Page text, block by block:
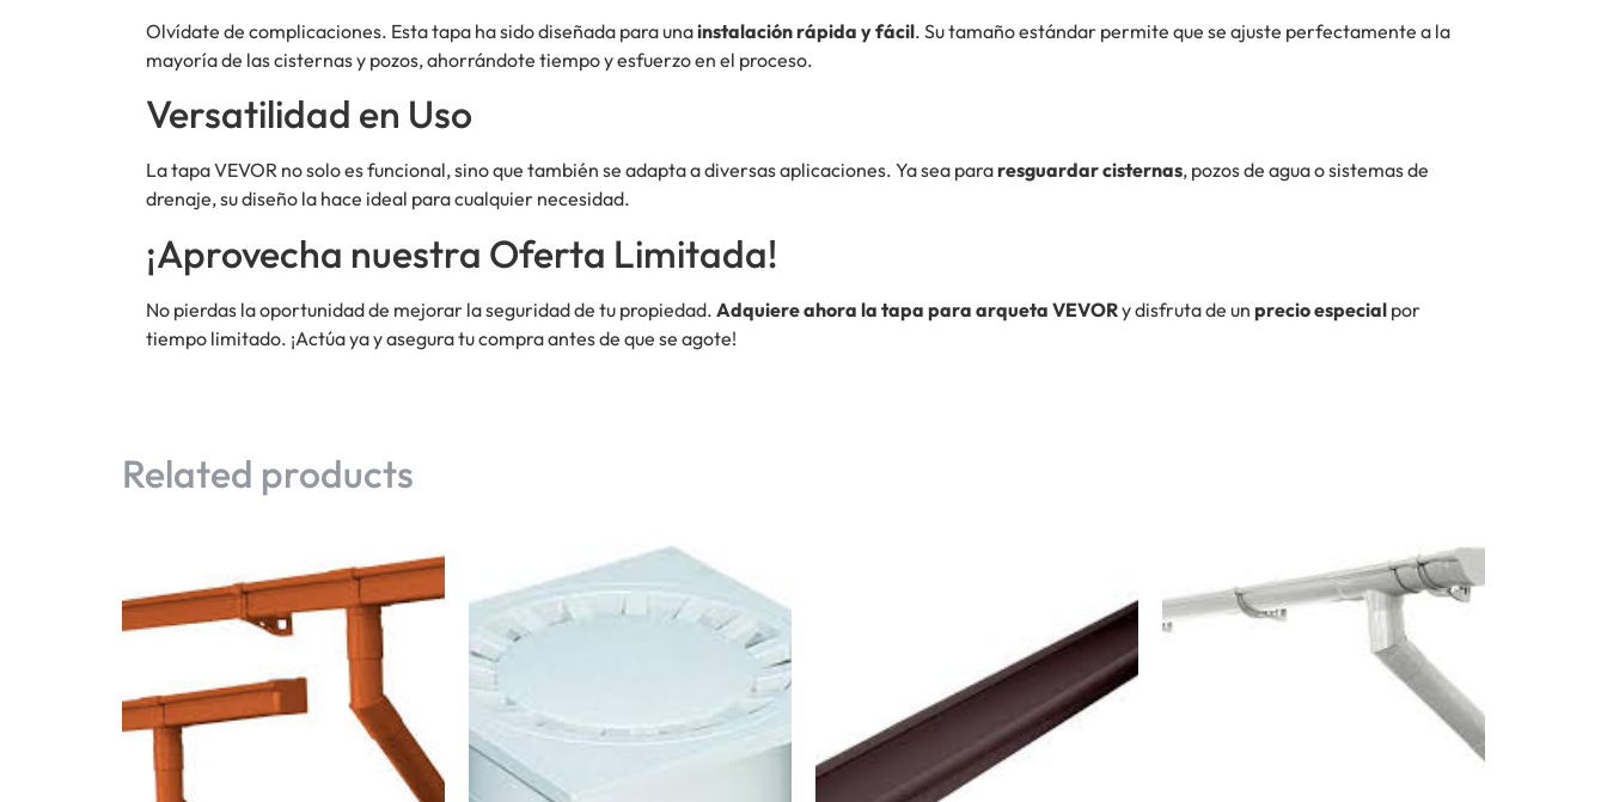
Olvídate de complicaciones. Esta tapa ha sido diseñada para unainstalación rápida y fácil. Su tamaño estándar permite que se ajuste perfectamente a la
mayoría de las cisternas y pozos, ahorrándote tiempo y esfuerzo en el proceso.
Versatilidad en Uso
La tapa VEVOR no solo es funcional, sino que también se adapta a diversas aplicaciones. Ya sea pararesguardar cisternas, pozos de agua o sistemas de
drenaje, su diseño la hace ideal para cualquier necesidad.
¡Aprovecha nuestra Oferta Limitada!
No pierdas la oportunidad de mejorar la seguridad de tu propiedad. Adquiere ahora la tapa para arqueta VEVORy disfruta de un precio especial por
tiempo limitado. ¡Actúa ya y asegura tu compra antes de que se agote!
Related products